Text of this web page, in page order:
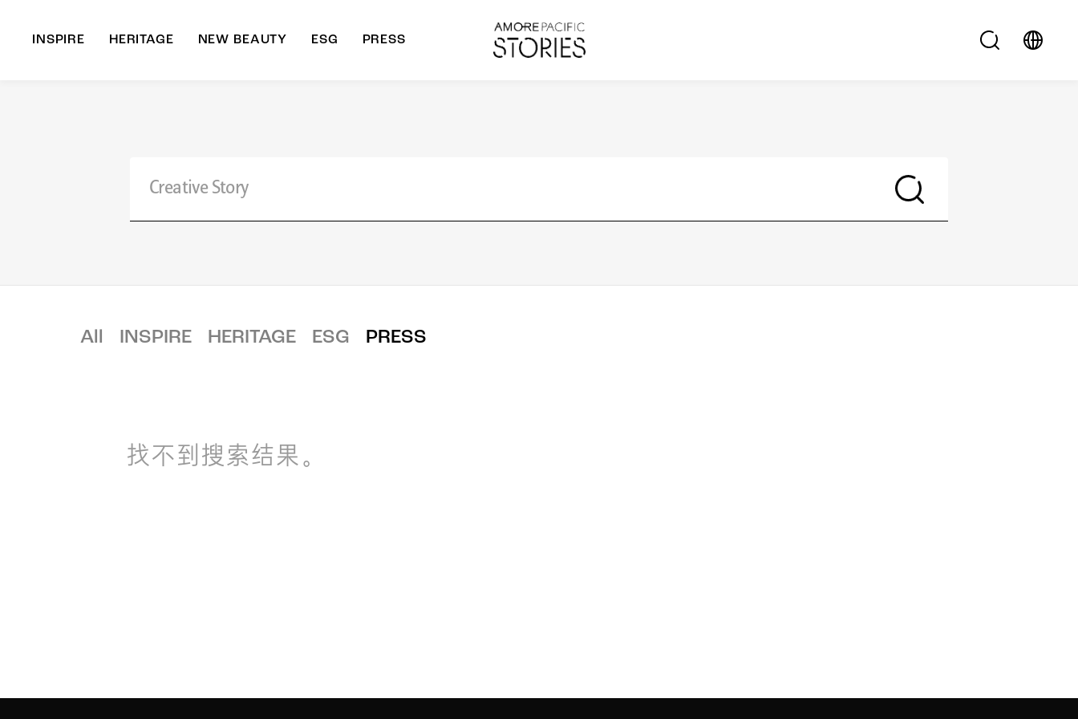
INSPIRE HERITAGE NEW BEAUTY ESG PRESS
All INSPIRE HERITAGE ESG PRESS
找不到搜索结果。